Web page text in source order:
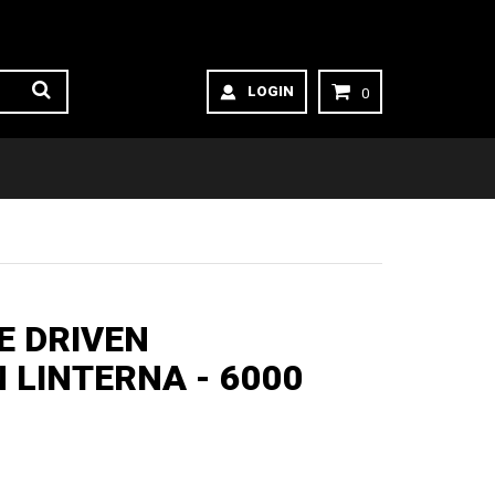
LOGIN 0
DRIVEN
LINTERNA - 6000